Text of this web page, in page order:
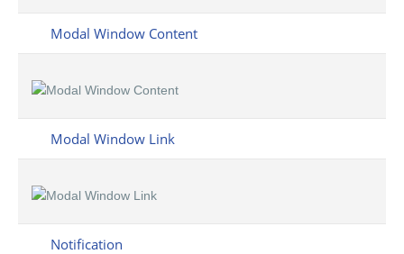
Modal Window Content
Modal Window Link
Notification